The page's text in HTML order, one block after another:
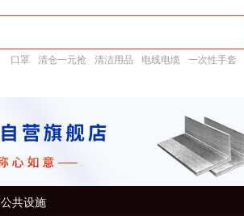
口罩 清仓一元抢 清洁用品 电线电缆 一次性手套
公共设施